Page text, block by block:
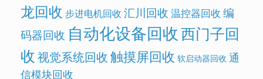
龙回收 步进电机回收 汇川回收 温控器回收 编
码器回收 自动化设备回收西门子回
收视觉系统回收触摸屏回收 软启动器回收 通
信模块回收